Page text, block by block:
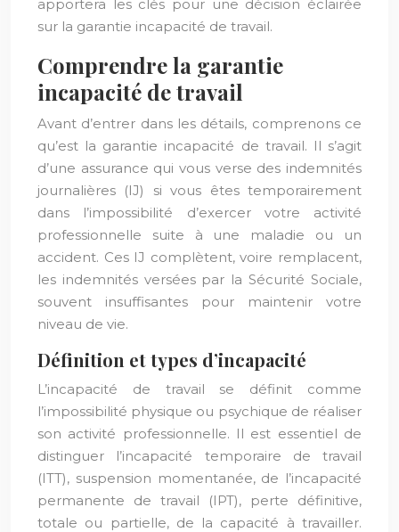
apportera les clés pour une décision éclairée
sur la garantie incapacité de travail.
Comprendre la garantie
incapacité de travail
Avant d’entrer dans les détails, comprenons ce
qu’est la garantie incapacité de travail. Il s’agit
d’une assurance qui vous verse des indemnités
journalières (IJ) si vous êtes temporairement
dans l’impossibilité d’exercer votre activité
professionnelle suite à une maladie ou un
accident. Ces IJ complètent, voire remplacent,
les indemnités versées par la Sécurité Sociale,
souvent insuffisantes pour maintenir votre
niveau de vie.
Définition et types d’incapacité
L’incapacité de travail se définit comme
l’impossibilité physique ou psychique de réaliser
son activité professionnelle. Il est essentiel de
distinguer l’incapacité temporaire de travail
(ITT), suspension momentanée, de l’incapacité
permanente de travail (IPT), perte définitive,
totale ou partielle, de la capacité à travailler.